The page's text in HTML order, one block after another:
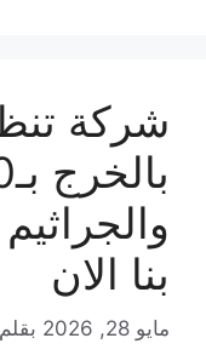
شركة
بنا الان
مايو 28, 2026 بقلم